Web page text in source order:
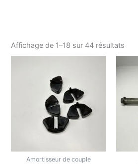
Affichage de 1–18 sur 44 résultats
Amortisseur de couple